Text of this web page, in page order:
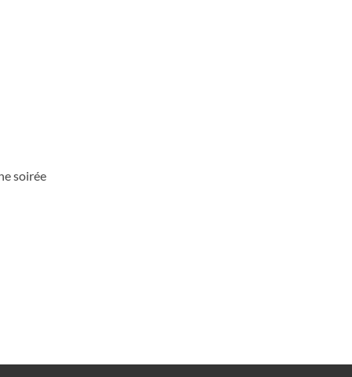
soirée